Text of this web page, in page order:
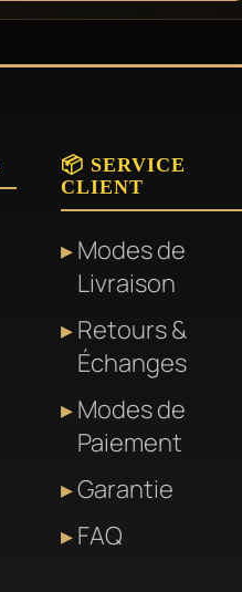
📦 SERVICE
CLIENT
Modes de
Livraison
Retours &
Échanges
Modes de
Paiement
Garantie
FAQ